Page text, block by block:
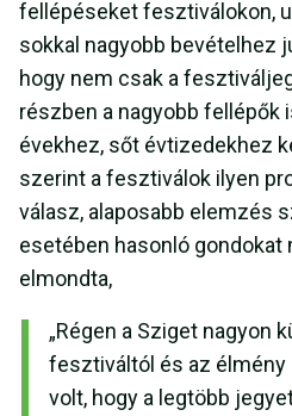
fellépéseket fesztiválokon,
sokkal nagyobb bevételhez
hogy nem csak a
részben a nagyobb fellépők
évekhez, sőt évtizedekhez
szerint a fesztiválok ilyen
válasz, alaposabb elemzés
esetében hasonló gondokat
elmondta,
„Régen a Sziget nagyon
fesztiváltól és az élmény
volt, hogy a legtöbb